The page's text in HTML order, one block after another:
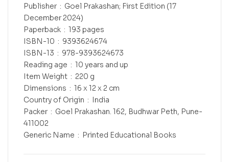
Publisher ‏ : ‎ Goel Prakashan; First Edition (17
December 2024)
Paperback ‏ : ‎ 193 pages
ISBN-10 ‏ : ‎ 9393624674
ISBN-13 ‏ : ‎ 978-9393624673
Reading age ‏ : ‎ 10 years and up
Item Weight ‏ : ‎ 220 g
Dimensions ‏ : ‎ 16 x 12 x 2 cm
Country of Origin ‏ : ‎ India
Packer ‏ : ‎ Goel Prakashan. 162, Budhwar Peth, Pune-
411002
Generic Name ‏ : ‎ Printed Educational Books